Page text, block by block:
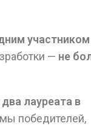
— не
лауреата в
победителей,